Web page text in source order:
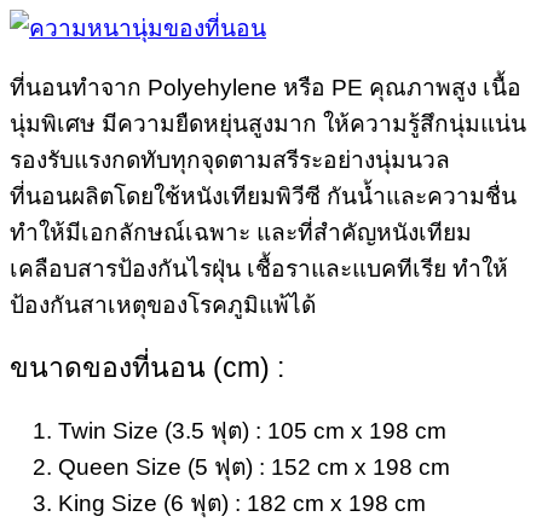
ที่นอนทำจาก Polyehylene หรือ PE คุณภาพสูง เนื้อ
นุ่มพิเศษ มีความยืดหยุ่นสูงมาก ให้ความรู้สึกนุ่มแน่น
รองรับแรงกดทับทุกจุดตามสรีระอย่างนุ่มนวล
ที่นอนผลิตโดยใช้หนังเทียมพิวีซี กันน้ำและความชื่น
ทำให้มีเอกลักษณ์เฉพาะ และที่สำคัญหนังเทียม
เคลือบสารป้องกันไรฝุ่น เชื้อราและแบคทีเรีย ทำให้
ป้องกันสาเหตุของโรคภูมิแพ้ได้
ขนาดของที่นอน (cm) :
Twin Size (3.5 ฟุต) : 105 cm x 198 cm
Queen Size (5 ฟุต) : 152 cm x 198 cm
King Size (6 ฟุต) : 182 cm x 198 cm